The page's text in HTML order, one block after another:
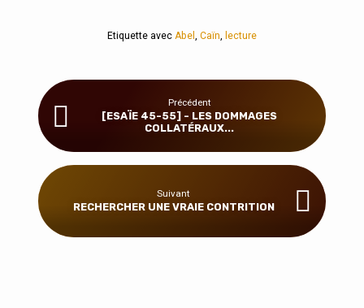
Etiquette avec Abel , Caïn, lecture
Précédent
[ESAÏE 45-55] - LES DOMMAGES
COLLATÉRAUX...
Suivant
RECHERCHER UNE VRAIE CONTRITION